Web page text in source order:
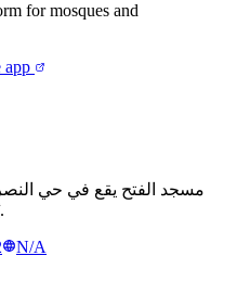
for mosques and
app
يُقام فيه الصلوات الخمس والجمعة.
N/A